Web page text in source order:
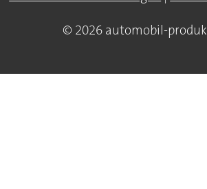
© 2026 automobil-